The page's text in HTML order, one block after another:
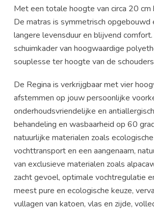
Met een totale hoogte van circa 20
De matras is symmetrisch opgebouwd
langere levensduur en blijvend
schuimkader van hoogwaardige
souplesse ter hoogte van de
De Regina is verkrijgbaar met vier
afstemmen op jouw persoonlijke
onderhoudsvriendelijke en
behandeling en wasbaarheid op 60
natuurlijke materialen zoals
vochttransport en een aangenaam,
van exclusieve materialen zoals
zacht gevoel, optimale vochtregulatie
meest pure en ecologische keuze,
vullagen van katoen, vlas en zijde,